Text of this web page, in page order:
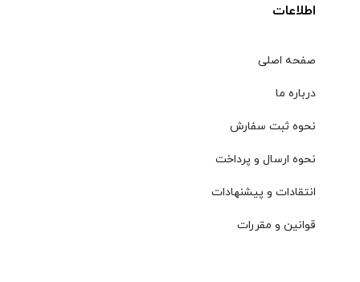
اطلاعات
صفحه اصلی
درباره ما
نحوه ثبت سفارش
نحوه ارسال و پرداخت
انتقادات و پیشنهادات
قوانین و مقررات